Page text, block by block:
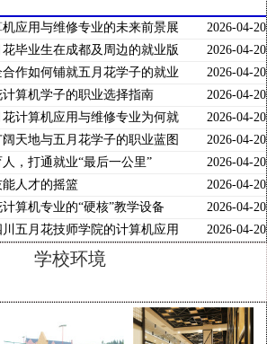
2026-04-20
应用与维修专业的未来前景展
2026-04-20
毕业生在成都及周边的就业版
2026-04-20
作如何铺就五月花学子的就业
2026-04-20
算机学子的职业选择指南
2026-04-20
计算机应用与维修专业为何就
2026-04-20
天地与五月花学子的职业蓝图
2026-04-20
，打通就业“最后一公里”
2026-04-20
人才的摇篮
2026-04-20
算机专业的“硬核”教学设备
2026-04-20
五月花技师学院的计算机应用
学校环境